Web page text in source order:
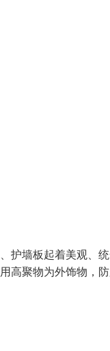
护墙板起着美观、
高聚物为外饰物，